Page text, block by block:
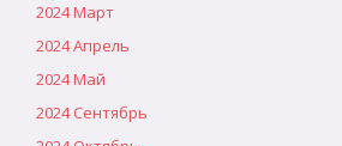
2024 Март
2024 Апрель
2024 Май
2024 Сентябрь